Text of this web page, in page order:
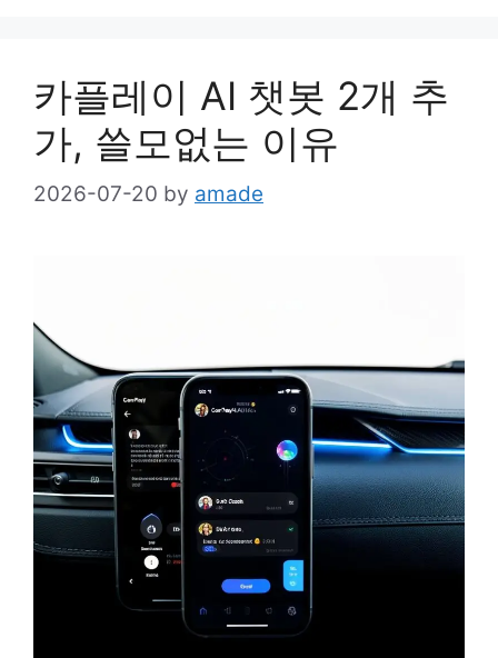
카플레이 AI 챗봇 2개 추
가, 쓸모없는 이유
2026-07-20 by amade